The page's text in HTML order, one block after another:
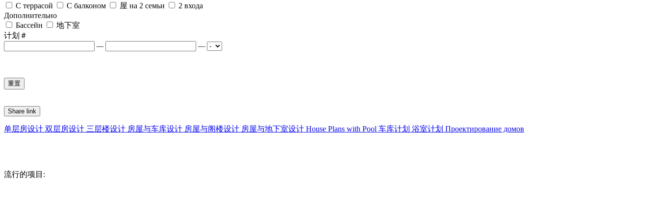
С террасой
С балконом 屋 на 2 семьи
2 входа
Дополнительно
Бассейн
地下室
计划＃
—
—
Share link
单层房设计 双层房设计 三层楼设计 房屋与车库设计 房屋与阁楼设计 房屋与地下室设计 House Plans with Pool 车库计划 浴室计划 Проектирование домов
流行的项目: